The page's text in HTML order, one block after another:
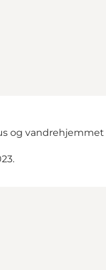
og vandrehjemmet